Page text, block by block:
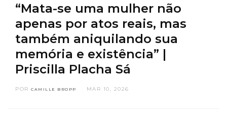
“Mata-se uma mulher não
apenas por atos reais, mas
também aniquilando sua
memória e existência” |
Priscilla Placha Sá
POR CAMILLE BROPP MAR 10, 2026